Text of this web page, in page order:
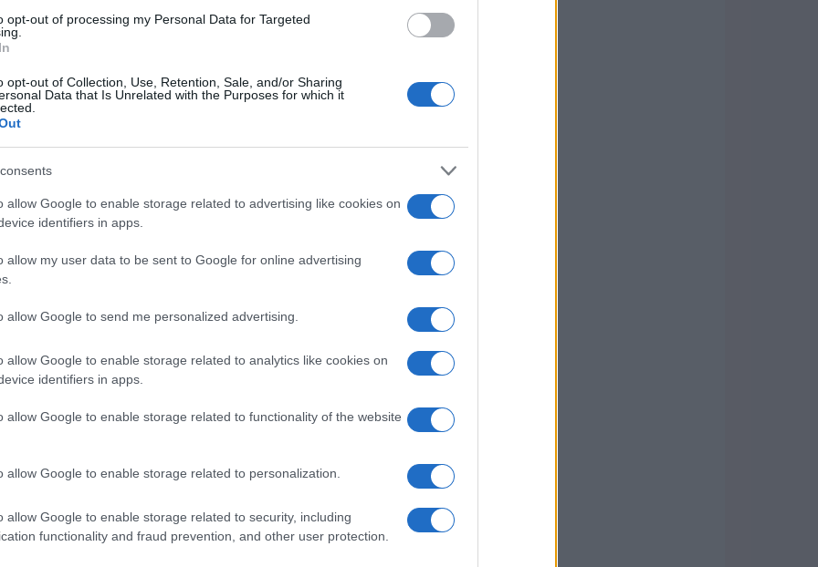
opt-out of processing my Personal Data for Targeted
opt-out of Collection, Use, Retention, Sale, and/or Sharing
Data that Is Unrelated with the Purposes for which it
allow Google to enable storage related to advertising like cookies on
identifiers in apps.
allow my user data to be sent to Google for online advertising
allow Google to send me personalized advertising.
allow Google to enable storage related to analytics like cookies on
identifiers in apps.
allow Google to enable storage related to functionality of the website
allow Google to enable storage related to personalization.
allow Google to enable storage related to security, including
functionality and fraud prevention, and other user protection.
quando si sognano fiori che crescono
se sogni fiori appassiti, puoi immaginare un
attenzione è se i petali dei fiori diventano
la
perché significa che sarà il vostro
che amate di più. Forse
sei critico nei
base al fiore che sogni
tipo di fiore che si sogna acquista
di una storia d’amore inaspettata, ma anche
Osservate anche il colore delle rose e dei
a vivere